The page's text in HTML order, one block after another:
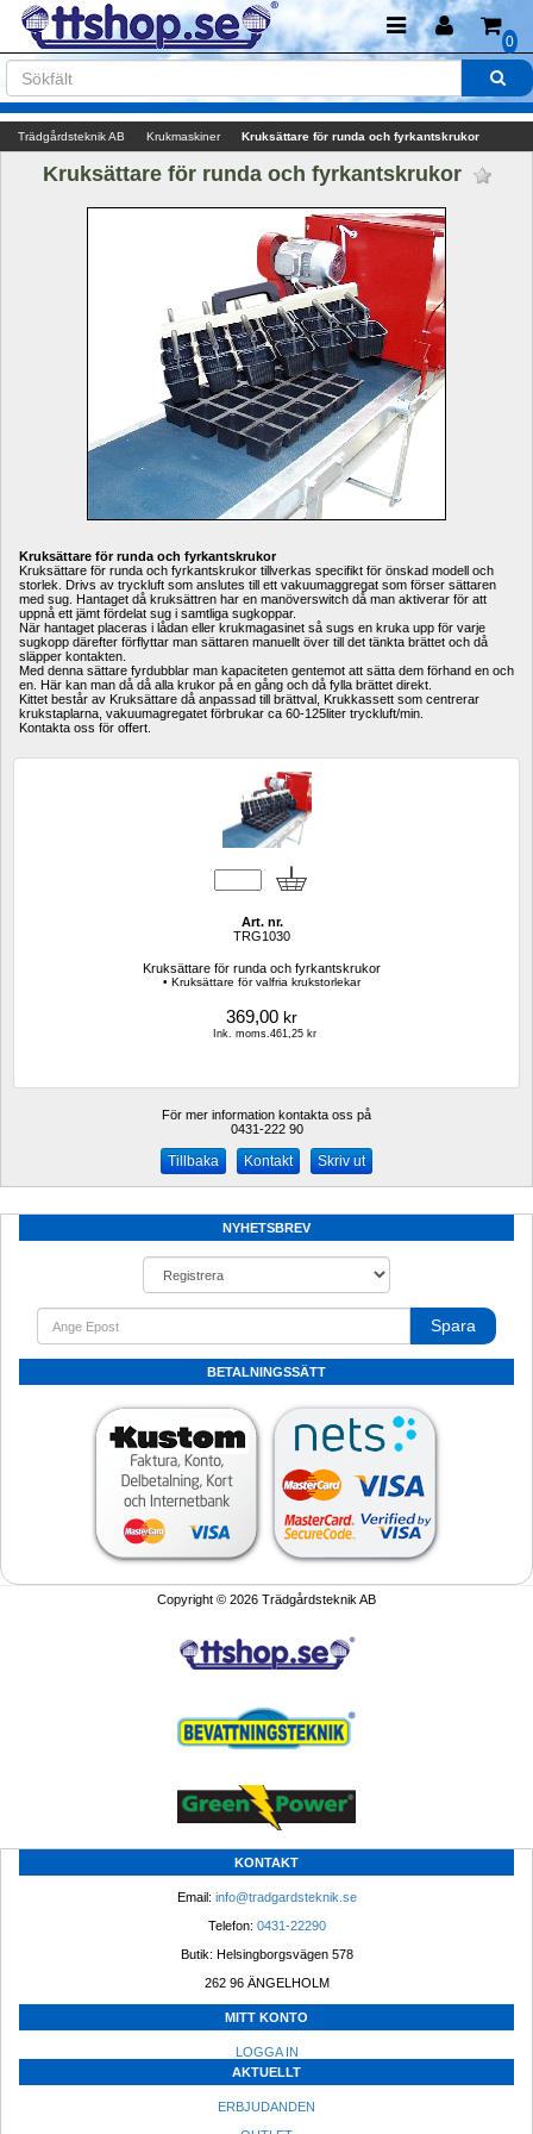
0
Trädgårdsteknik AB Krukmaskiner Kruksättare för runda och fyrkantskrukor
Kruksättare för runda och fyrkantskrukor
Kruksättare för runda och fyrkantskrukor
Kruksättare för runda och fyrkantskrukor tillverkas specifikt för önskad modell och
storlek. Drivs av tryckluft som anslutes till ett vakuumaggregat som förser sättaren
med sug. Hantaget då kruksättren har en manöverswitch då man aktiverar för att
uppnå ett jämt fördelat sug i samtliga sugkoppar.
När hantaget placeras i lådan eller krukmagasinet så sugs en kruka upp för varje
sugkopp därefter förflyttar man sättaren manuellt över till det tänkta brättet och då
släpper kontakten.
Med denna sättare fyrdubblar man kapaciteten gentemot att sätta dem förhand en och
en. Här kan man då då alla krukor på en gång och då fylla brättet direkt.
Kittet består av Kruksättare då anpassad till brättval, Krukkassett som centrerar
krukstaplarna, vakuumagregatet förbrukar ca 60-125liter tryckluft/min.
Kontakta oss för offert.
Art. nr.
TRG1030
Kruksättare för runda och fyrkantskrukor
• Kruksättare för valfria krukstorlekar
369,00 kr
Ink. moms.461,25 kr
För mer information kontakta oss på
0431-222 90
Kontakt Skriv ut
NYHETSBREV
Spara
BETALNINGSSÄTT
Copyright © 2026 Trädgårdsteknik AB
KONTAKT
Email: info@tradgardsteknik.se
Telefon: 0431-22290
Butik: Helsingborgsvägen 578
262 96 ÄNGELHOLM
MITT KONTO
LOGGA IN
AKTUELLT
ERBJUDANDEN